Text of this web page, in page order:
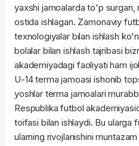
yaxshi jamoalarda to'p surgan,
ostida ishlagan. Zamonaviy
texnologiyalar bilan ishlash
bolalar bilan ishlash tajribasi
akademiyadagi faoliyati ham
U-14 terma jamoasi ishonib
yoshlar terma jamoalari
Respublika futbol
toifasi bilan ishlaydi. Bu ularga
ularning rivojlanishini